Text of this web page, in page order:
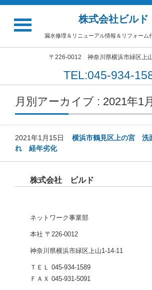
株式会社ビルド
漏水修理＆リニューアル情報＆リフォーム
〒226-0012 神奈川県横浜市緑区上
TEL:045-934-
月別アーカイブ : 2021年1月
2021年1月15日 横浜市鶴見区上の宮
れ 経年劣化
株式会社 ビルド
ネットワーク事業部
本社 〒226-0012
神奈川県横浜市緑区上山1-14-11
ＴＥＬ 045-934-1589
ＦＡＸ 045-931-5091